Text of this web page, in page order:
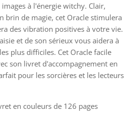
à l'énergie witchy. Clair,
brin de magie, cet Oracle stimulera
des vibration positives à votre vie.
et de son sérieux vous aidera à
plus difficiles. Cet Oracle facile
son livret d'accompagnement en
pour les sorcières et les lecteurs
en couleurs de 126 pages